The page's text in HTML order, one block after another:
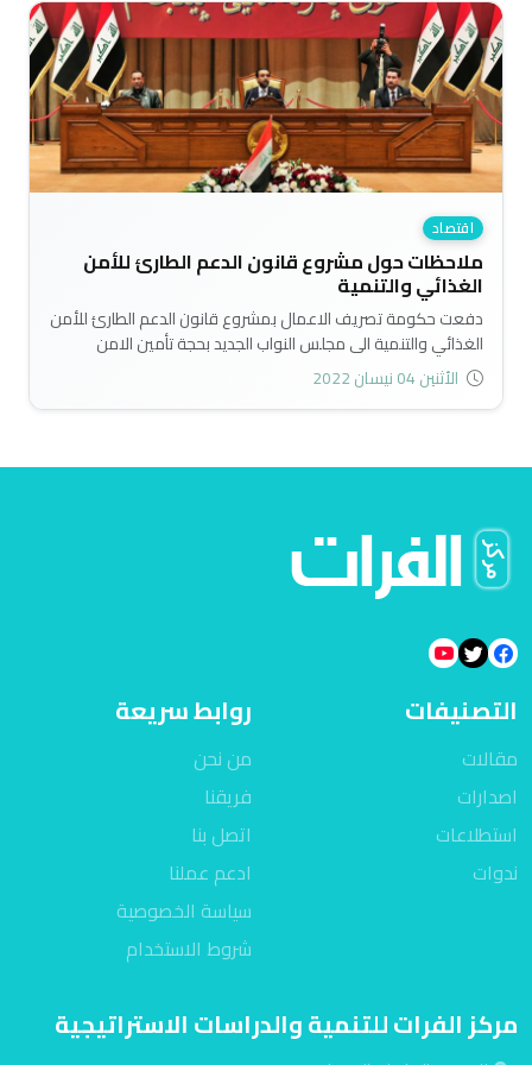
اقتصاد
ملاحظات حول مشروع قانون الدعم الطارئ للأمن
الغذائي والتنمية
دفعت حكومة تصريف الاعمال بمشروع قانون الدعم الطارئ للأمن
الغذائي والتنمية الى مجلس النواب الجديد بحجة تأمين الامن
الغذائي ودعم التنمية. وقد اجتهد مجلس النواب في قراءة مشروع
القانون قراءة اولى وثانية خلال ايام في محاولة لتعجيل اقراره
سريعا وبشكل يثير الغرابة والقلق، خاصة مع وجود العديد من
المذكور..
الأثنين 04 نيسان 2022
التصنيفات
مقالات
اصدارات
استطلاعات
ندوات
روابط سريعة
من نحن
فريقنا
اتصل بنا
ادعم عملنا
سياسة الخصوصية
شروط الاستخدام
مركز الفرات للتنمية والدراسات الاستراتيجية